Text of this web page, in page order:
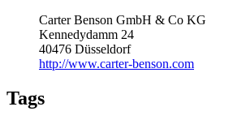
Carter Benson GmbH & Co KG
Kennedydamm 24
40476 Düsseldorf
http://www.carter-benson.com
Tags